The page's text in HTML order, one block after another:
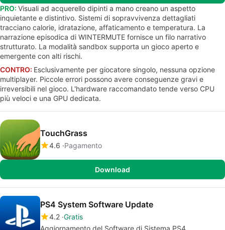
PRO: Visuali ad acquerello dipinti a mano creano un aspetto
inquietante e distintivo. Sistemi di sopravvivenza dettagliati
tracciano calorie, idratazione, affaticamento e temperatura. La
narrazione episodica di WINTERMUTE fornisce un filo narrativo
strutturato. La modalità sandbox supporta un gioco aperto e
emergente con alti rischi.
CONTRO: Esclusivamente per giocatore singolo, nessuna opzione
multiplayer. Piccole errori possono avere conseguenze gravi e
irreversibili nel gioco. L'hardware raccomandato tende verso CPU
più veloci e una GPU dedicata.
TouchGrass
4.6 Pagamento
Download
PS4 System Software Update
4.2 Gratis
Aggiornamento del Software di Sistema PS4